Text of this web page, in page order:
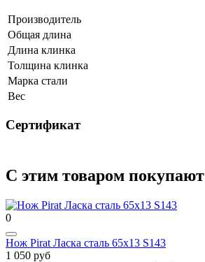
Производитель
Общая длина
Длина клинка
Толщина клинка
Марка стали
Вес
Сертификат
С этим товаром покупают
0
Нож Pirat Ласка сталь 65х13 S143
1 050 руб